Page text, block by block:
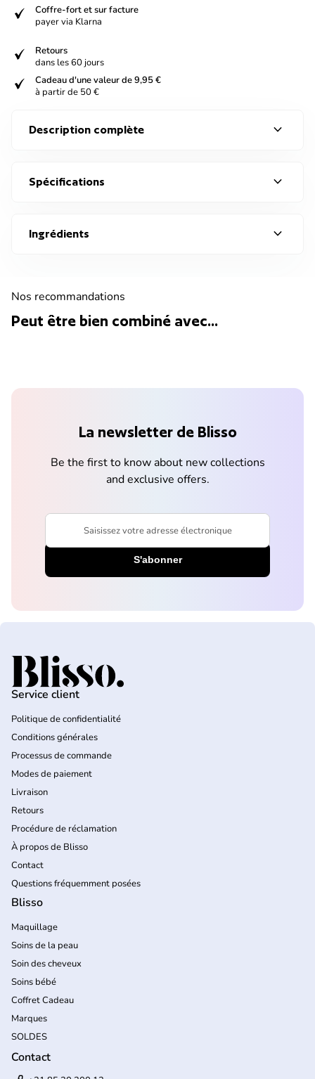
verified
Coffre-fort et sur facture
payer via Klarna
verified
Retours
dans les 60 jours
verified
Cadeau d'une valeur de 9,95 €
à partir de 50 €
Description complète expand_more
Spécifications expand_more
Ingrédients expand_more
Nos recommandations
Peut être bien combiné avec...
La newsletter de Blisso
Be the first to know about new collections
and exclusive offers.
Saisissez votre adresse électronique
Accueil
Service client
Politique de confidentialité
Conditions générales
Processus de commande
Modes de paiement
Livraison
Retours
Procédure de réclamation
À propos de Blisso
Contact
Questions fréquemment posées
Blisso
Maquillage
Soins de la peau
Soin des cheveux
Soins bébé
Coffret Cadeau
Marques
SOLDES
Contact